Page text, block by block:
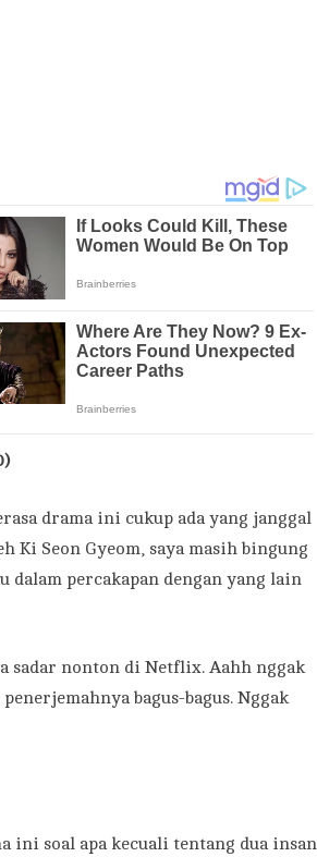
drama ini cukup ada yang janggal
Ki Seon Gyeom, saya masih bingung
dalam percakapan dengan yang lain
sadar nonton di Netflix. Aahh nggak
bagus-bagus. Nggak
ini soal apa kecuali tentang dua insan